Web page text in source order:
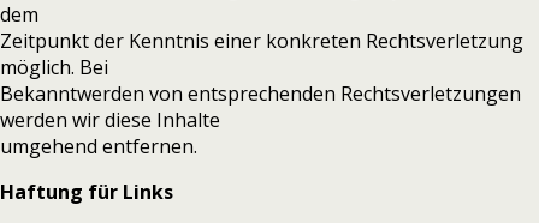
dem
Zeitpunkt der Kenntnis einer konkreten Rechtsverletzung
möglich. Bei
Bekanntwerden von entsprechenden Rechtsverletzungen
werden wir diese Inhalte
umgehend entfernen.
Haftung für Links